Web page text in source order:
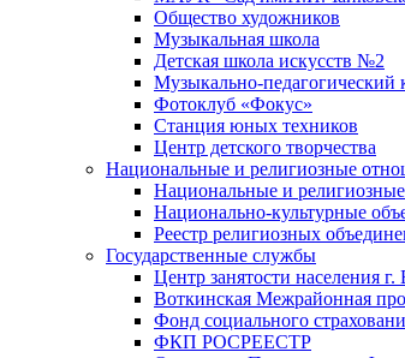
Общество художников
Музыкальная школа
Детская школа искусств №2
Музыкально-педагогический
Фотоклуб «Фокус»
Станция юных техников
Центр детского творчества
Национальные и религиозные
Национальные и
Национально-культурные
Реестр религиозных
Государственные службы
Центр занятости населения г.
Воткинская Межрайонная
Фонд социального
ФКП РОСРЕЕСТР